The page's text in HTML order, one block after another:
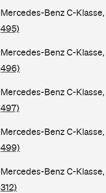
Mercedes-Benz C-
495)
Mercedes-Benz C-
496)
Mercedes-Benz C-Klasse,
497)
Mercedes-Benz C-
499)
Mercedes-Benz C-
312)